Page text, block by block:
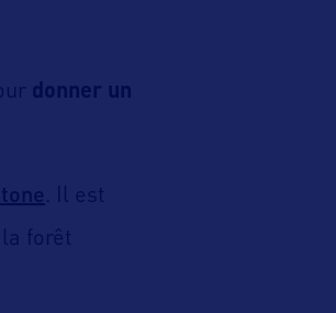
donner un
. Il est
forêt